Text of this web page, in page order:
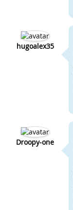
hugoalex35
Droopy-one